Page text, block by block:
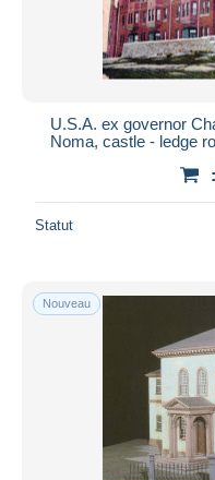
U.S.A. ex governor
Noma, castle - ledge
Statut
Nouveau